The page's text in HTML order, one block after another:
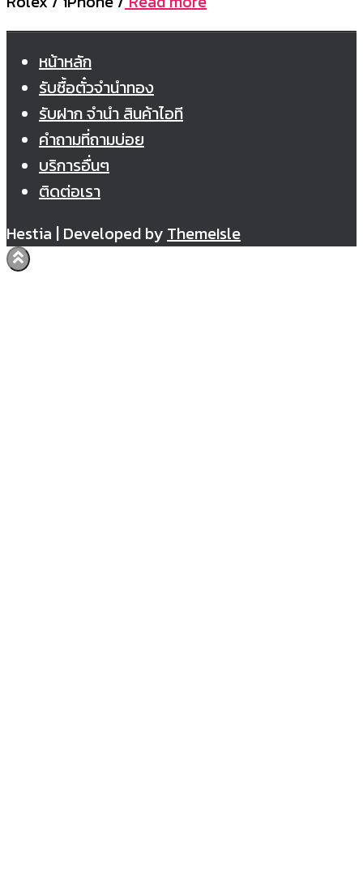
หน้าหลัก
รับซื้อตั๋วจำนำทอง
รับฝาก จำนำ สินค้าไอที
คำถามที่ถามบ่อย
บริการอื่นๆ
ติดต่อเรา
Hestia | Developed by ThemeIsle